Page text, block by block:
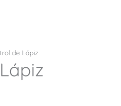
de Lápiz